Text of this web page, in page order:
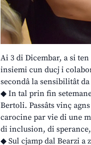
Ai 3 di Dicembar, a si
insiemi cun ducj i
secondâ la sensibilitât
◆ In tal prin fin
Bertoli. Passâts vinç
carocine par vie di une
di inclusion, di
◆ Sul cjamp dal Bearzi a